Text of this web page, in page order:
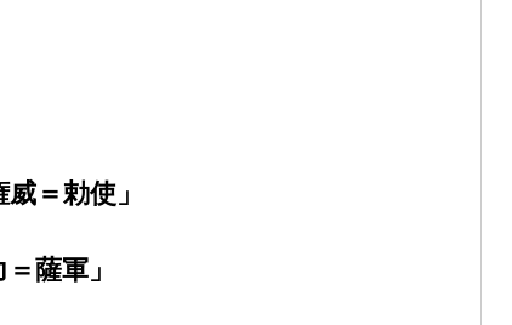
威＝勅使」
＝薩軍」